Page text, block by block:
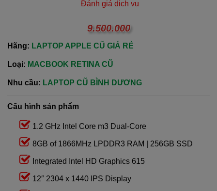
Đánh giá dịch vụ
9.500.000
Hãng: LAPTOP APPLE CŨ GIÁ RẺ
Loại: MACBOOK RETINA CŨ
Nhu cầu: LAPTOP CŨ BÌNH DƯƠNG
Cấu hình sản phẩm
1.2 GHz Intel Core m3 Dual-Core
8GB of 1866MHz LPDDR3 RAM | 256GB SSD
Integrated Intel HD Graphics 615
12″ 2304 x 1440 IPS Display